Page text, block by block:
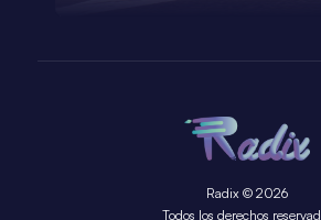
Radix © 2026
Todos los derechos